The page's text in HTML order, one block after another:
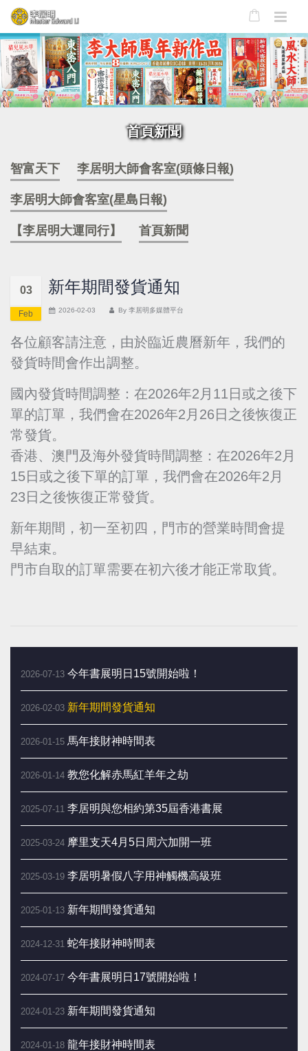
首頁新聞
智富天下 李居明大師會客室(頭條日報)
李居明大師會客室(星島日報)
【李居明大運同行】 首頁新聞
03
Feb
新年期間發貨通知
2026-02-03 By 李居明多媒體平台
各位顧客請注意，由於臨近農曆新年，我們的
發貨時間會作出調整。
國內發貨時間調整：在2026年2月11日或之後下
單的訂單，我們會在2026年2月26日之後恢復正
常發貨。
香港、澳門及海外發貨時間調整：在2026年2月
15日或之後下單的訂單，我們會在2026年2月
23日之後恢復正常發貨。
新年期間，初一至初四，門市的營業時間會提
早結束。
門市自取的訂單需要在初六後才能正常取貨。
2026-07-13 今年書展明日15號開始啦！
2026-02-03 新年期間發貨通知
2026-01-15 馬年接財神時間表
2026-01-14 教您化解赤馬紅羊年之劫
2025-07-11 李居明與您相約第35屆香港書展
2025-03-24 摩里支天4月5日周六加開一班
2025-03-19 李居明暑假八字用神觸機高級班
2025-01-13 新年期間發貨通知
2024-12-31 蛇年接財神時間表
2024-07-17 今年書展明日17號開始啦！
2024-01-23 新年期間發貨通知
2024-01-18 龍年接財神時間表